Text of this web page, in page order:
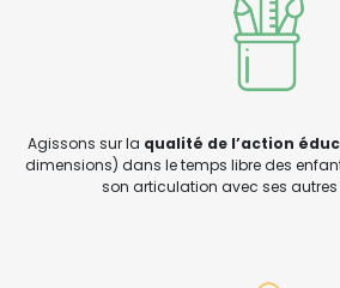
Agissons sur la qualité de l’action
dimensions) dans le temps libre des
son articulation avec ses